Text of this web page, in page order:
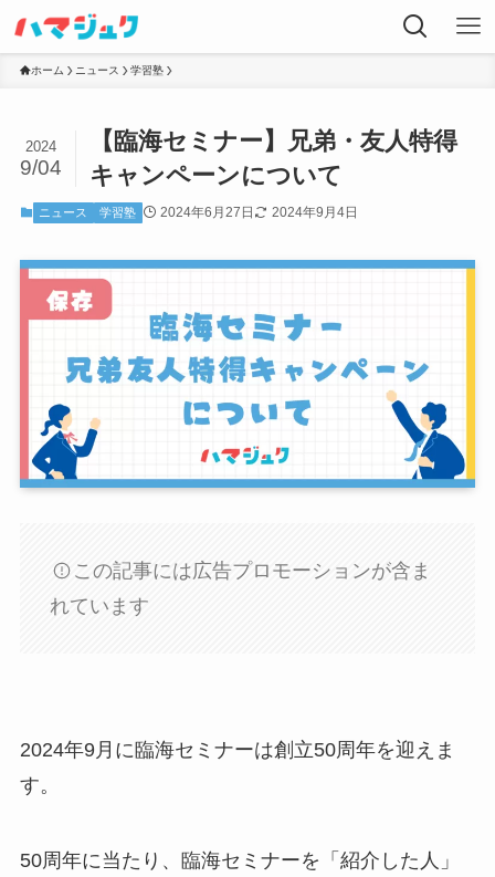
ホーム ニュース 学習塾
【臨海セミナー】兄弟・友人特得
キャンペーンについて
2024
9/04
ニュース 学習塾 2024年6月27日 2024年9月4日
この記事には広告プロモーションが含ま
れています
2024年9月に臨海セミナーは創立50周年を迎えま
す。
50周年に当たり、臨海セミナーを「紹介した人」